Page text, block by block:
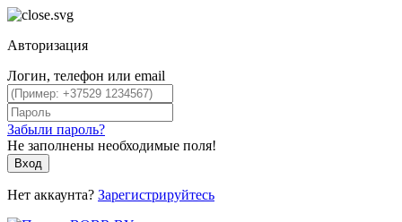
Авторизация
Логин, телефон или email
Забыли пароль?
Не заполнены необходимые поля!
Вход
Нет аккаунта? Зарегистрируйтесь